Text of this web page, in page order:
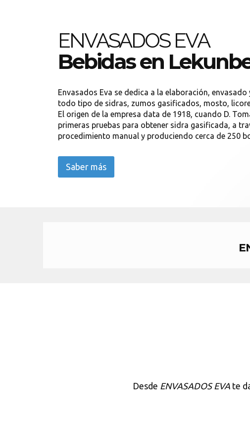
ENVASADOS EVA
Bebidas en
Envasados Eva se dedica a la elaboración,
todo tipo de sidras, zumos gasificados, mosto,
El origen de la empresa data de 1918, cuando D.
primeras pruebas para obtener sidra gasificada, a
procedimiento manual y produciendo cerca de 250
Saber más
Desde ENVASADOS EVA te